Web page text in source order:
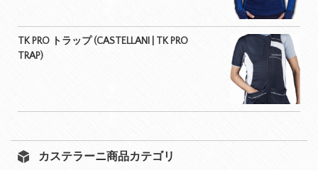
TK PRO トラップ (CASTELLANI | TK PRO
TRAP)
カステラーニ商品カテゴリ